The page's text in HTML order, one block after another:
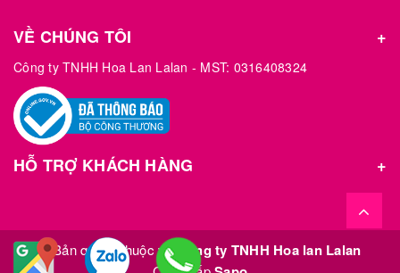
VỀ CHÚNG TÔI
Công ty TNHH Hoa Lan Lalan - MST: 0316408324
HỖ TRỢ KHÁCH HÀNG
© Bản quyền thuộc về Công ty TNHH Hoa lan Lalan